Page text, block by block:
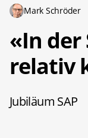
Mark Schröder
«In der
relativ
Jubiläum SAP